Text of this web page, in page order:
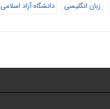
زبان انگلیسی دانشگاه آزاد اسلامی